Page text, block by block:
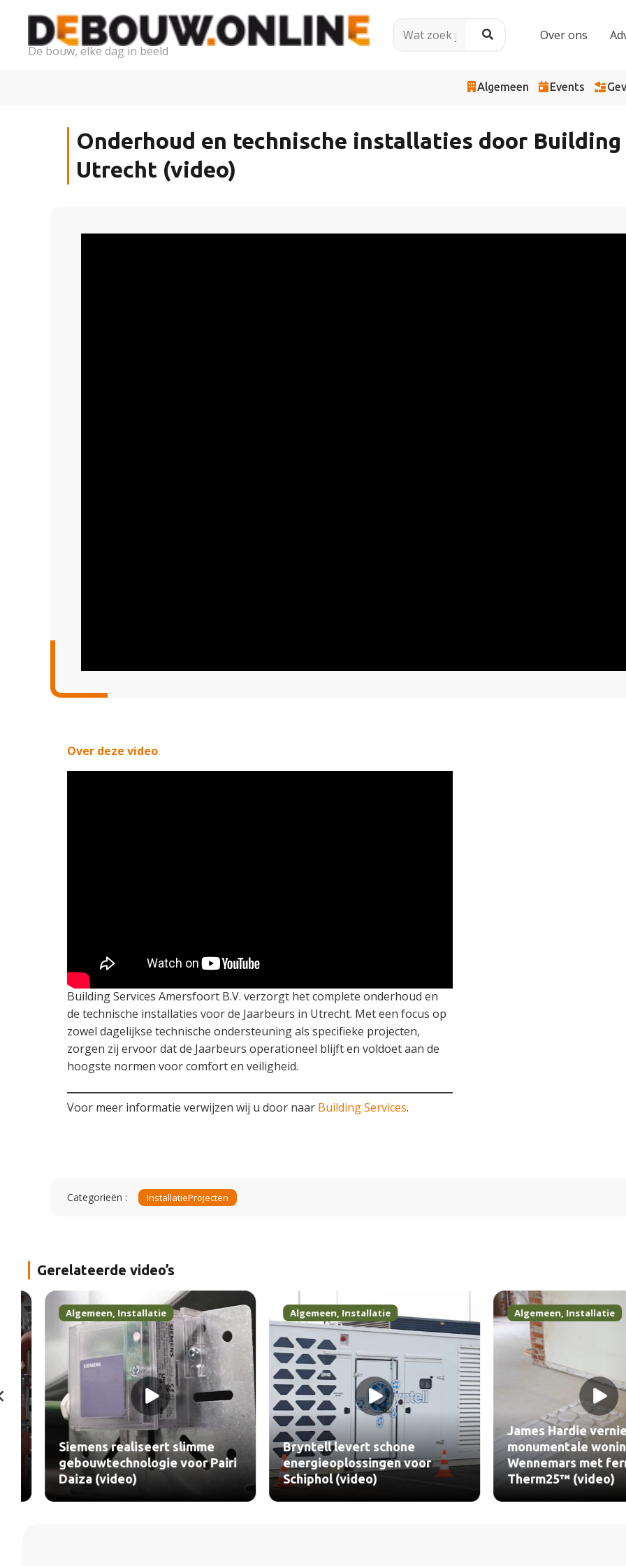
De bouw, elke dag in beeld
Over ons
Algemeen Events
Onderhoud en technische installaties door
Utrecht (video)
Over deze video
Building Services Amersfoort B.V. verzorgt het complete onderhoud en
de technische installaties voor de Jaarbeurs in Utrecht. Met een focus op
zowel dagelijkse technische ondersteuning als specifieke projecten,
zorgen zij ervoor dat de Jaarbeurs operationeel blijft en voldoet aan de
hoogste normen voor comfort en veiligheid.
Voor meer informatie verwijzen wij u door naar Building Services.
Categorieën : InstallatieProjecten
Gerelateerde video’s
Algemeen,Installatie
Siemens realiseert slimme
gebouwtechnologie voor Pairi
Daiza (video)
Algemeen,Installatie
Bryntell levert schone
energieoplossingen voor
Schiphol (video)
Algemeen,Installatie
James Hardie
monumentale woning
Wennemars met
Therm25™ (video)